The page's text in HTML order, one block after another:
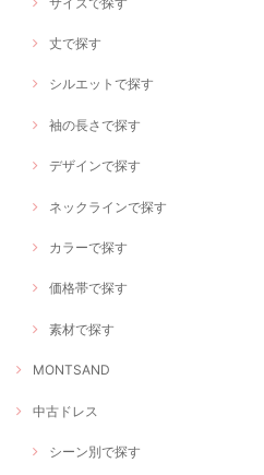
丈で探す
シルエットで探す
袖の長さで探す
デザインで探す
ネックラインで探す
カラーで探す
価格帯で探す
素材で探す
MONTSAND
中古ドレス
シーン別で探す